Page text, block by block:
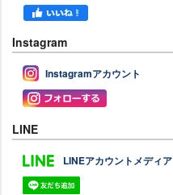
Instagram
Instagramアカウント
LINE
LINEアカウントメディア